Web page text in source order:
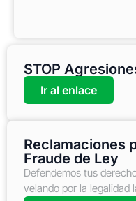
STOP
Ir al enlace
Reclamaciones
Fraude de Ley
Defendemos tus
velando por la legalidad